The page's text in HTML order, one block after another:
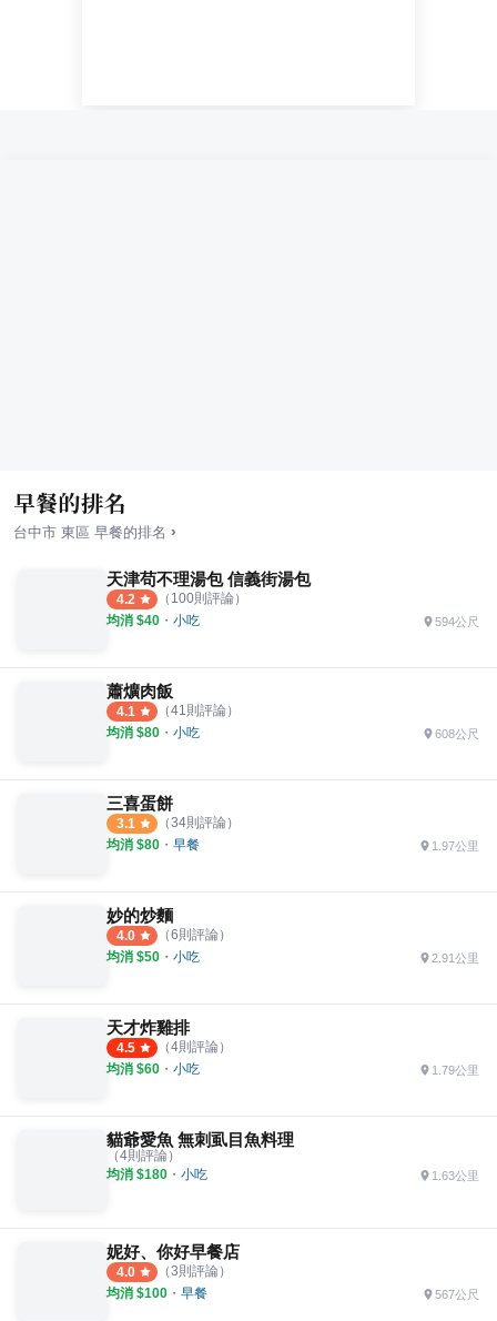
早餐的排名
台中市 東區 早餐的排名 ›
天津苟不理湯包 信義街湯包
4.2 （ 100則評論）
均消 $40 ・ 小吃 594公尺
蕭爌肉飯
4.1 （41則評論）
均消 $80 ・ 小吃 608公尺
三喜蛋餅
3.1 （34則評論）
均消 $80 ・ 早餐 1.97公里
妙的炒麵
4.0 （6則評論）
均消 $50 ・ 小吃 2.91公里
天才炸雞排
4.5 （4則評論）
均消 $60 ・ 小吃 1.79公里
貓爺愛魚 無刺虱目魚料理
（4則評論）
均消 $180 ・ 小吃 1.63公里
妮好、你好早餐店
4.0 （3則評論）
均消 $100 ・ 早餐 567公尺